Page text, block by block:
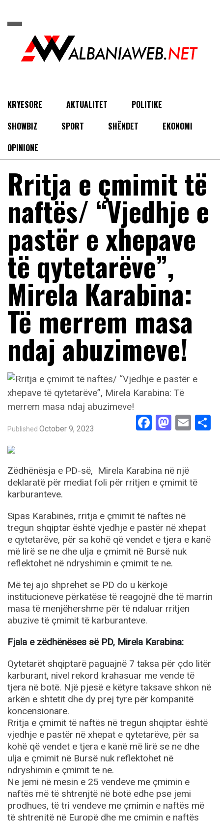
KRYESORE AKTUALITET
POLITIKE
SHOWBIZ
SPORT SHËNDET
EKONOMI
OPINIONE
Rritja e çmimit të
naftës/ “Vjedhje e
pastër e xhepave
të qytetarëve”,
Mirela Karabina:
Të merrem masa
ndaj abuzimeve!
Published October 9, 2023 Facebook
Zëdhënësja e PD-së, Mirela Karabina në një
deklaratë për mediat foli për rritjen e çmimit të
karburanteve.
Sipas Karabinës, rritja e çmimit të naftës në
tregun shqiptar është vjedhje e pastër në xhepat
e qytetarëve, për sa kohë që vendet e tjera e kanë
më lirë se ne dhe ulja e çmimit në Bursë nuk
reflektohet në ndryshimin e çmimit te ne.
Më tej ajo shprehet se PD do u kërkojë
institucioneve përkatëse të reagojnë dhe të marrin
masa të menjëhershme për të ndaluar rritjen
abuzive të çmimit të karburanteve.
Fjala e zëdhënëses së PD, Mirela Karabina:
Qytetarët shqiptarë paguajnë 7 taksa për çdo litër
karburant, nivel rekord krahasuar me vende të
tjera në botë. Një pjesë e këtyre taksave shkon në
arkën e shtetit dhe dy prej tyre për kompanitë
koncensionare.
Rritja e çmimit të naftës në tregun shqiptar është
vjedhje e pastër në xhepat e qytetarëve, për sa
kohë që vendet e tjera e kanë më lirë se ne dhe
ulja e çmimit në Bursë nuk reflektohet në
ndryshimin e çmimit te ne.
Ne jemi në mesin e 25 vendeve me çmimin e
naftës më të shtrenjtë në botë edhe pse jemi
prodhues, të tri vendeve me çmimin e naftës më
të shtrenjtë në Europë dhe me çmimin e naftës